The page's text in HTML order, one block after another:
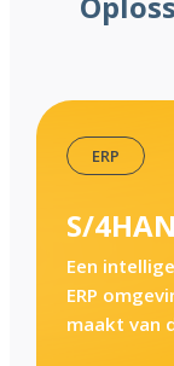
ERP
,
S/
Een
ERP
maakt van